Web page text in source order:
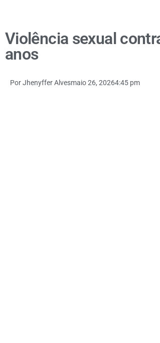
Violência sexual
anos
PorJhenyffer Alvesmaio 26, 20264:45 pm